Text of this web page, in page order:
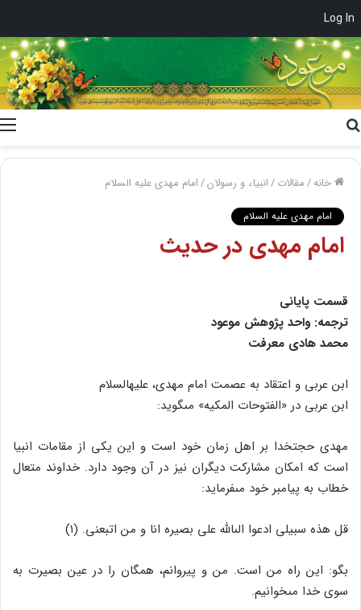
Log In
خانه/مقالات/انبیاء و رسولان/امام مهدی علیه السلام
امام مهدی علیه السلام
امام مهدى در حدیث
قسمت پایانی
ترجمه: واحد پژوهش موعود
محمد هادى معرفت
ابن عربى و اعتقاد به عصمت امام مهدى، علیه‏السلام
ابن عربى در «الفتوحات المکیه‏» مى‏گوید:
مهدى حجت‏خدا بر اهل زمان خود است و این یکى از مقامات انبیا
است که امکان مشارکت دیگران نیز در آن وجود دارد. خداوند متعال
خطاب به پیامبر خود مى‏فرماید:
قل هذه سبیلى ادعوا الى‏الله على بصیره انا و من اتبعنى. (۱)
بگو: این راه من است. من و پیروانم، همگان را در عین بصیرت به
سوى خدا مى‏خوانیم.